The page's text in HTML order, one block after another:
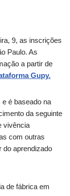
9, as inscrições
Paulo. As
a partir de
Gupy.
é baseado na
da seguinte
vivência
com outras
do aprendizado
de fábrica em